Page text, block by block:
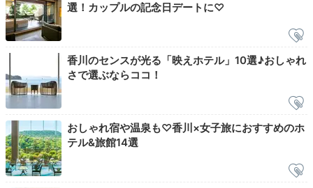
Night
21:00
湯上り後に星空を
眺めて過ごしましょ
選！カップルの記念日デートに♡
香川のセンスが光る「映えホテル」10選♪おしゃれ
さで選ぶならココ！
おしゃれ宿や温泉も♡香川×女子旅におすすめのホ
テル&旅館14選